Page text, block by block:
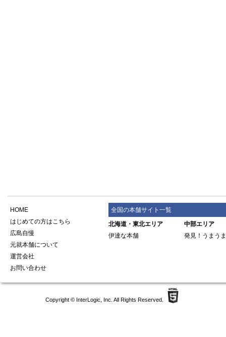
HOME
はじめての方はこちら
広島自慢
元就本舗について
運営会社
お問い合わせ
全国の本舗サイト一覧
北海道・東北エリア
伊達な本舗
中部エリア
発見！うまう
Copyright © InterLogic, Inc. All Rights Reserved.